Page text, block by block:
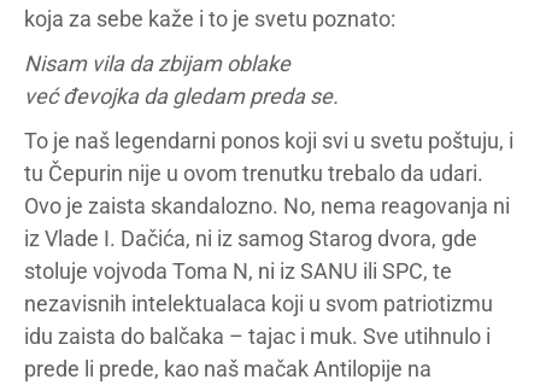
koja za sebe kaže i to je svetu poznato:
Nisam vila da zbijam oblake
već đevojka da gledam preda se.
To je naš legendarni ponos koji svi u svetu poštuju, i
tu Čepurin nije u ovom trenutku trebalo da udari.
Ovo je zaista skandalozno. No, nema reagovanja ni
iz Vlade I. Dačića, ni iz samog Starog dvora, gde
stoluje vojvoda Toma N, ni iz SANU ili SPC, te
nezavisnih intelektualaca koji u svom patriotizmu
idu zaista do balčaka – tajac i muk. Sve utihnulo i
prede li prede, kao naš mačak Antilopije na